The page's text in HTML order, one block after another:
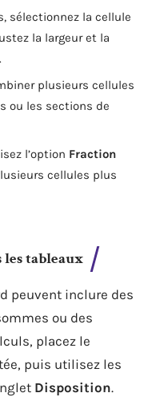
sélectionnez la cellule
la largeur et la
plusieurs cellules
ou les sections de
l’option Fraction
cellules plus
les tableaux
peuvent inclure des
ou des
placez le
puis utilisez les
Disposition.